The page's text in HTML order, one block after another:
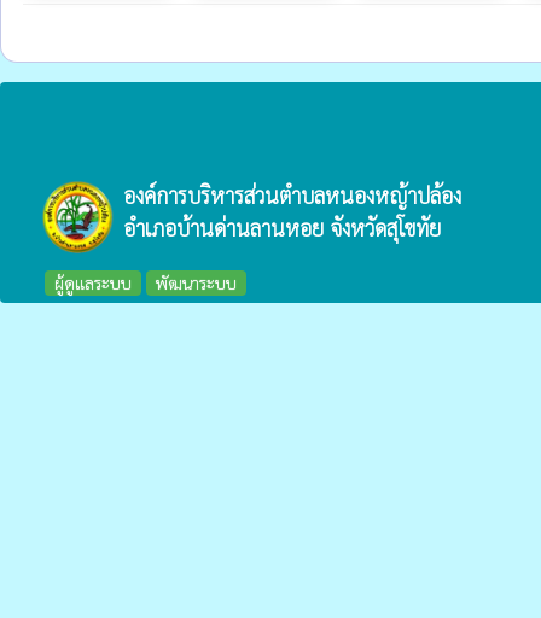
องค์การบริหารส่วนตำบลหนองหญ้าปล้อง
อำเภอบ้านด่านลานหอย จังหวัดสุโขทัย
ผู้ดูแลระบบ พัฒนาระบบ